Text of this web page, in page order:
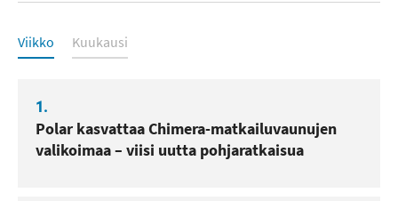
Luetuimmat
Viikko Kuukausi
1.
Polar kasvattaa Chimera-matkailuvaunujen
valikoimaa – viisi uutta pohjaratkaisua